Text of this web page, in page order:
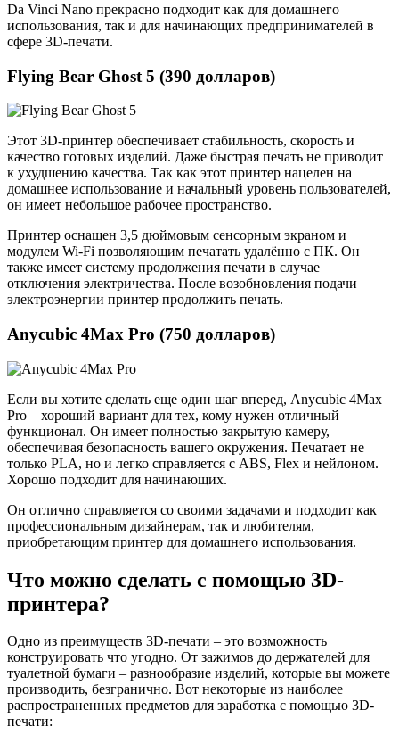
Da Vinci Nano прекрасно подходит как для домашнего
использования, так и для начинающих предпринимателей в
сфере 3D-печати.
Flying Bear Ghost 5 (390 долларов)
Этот 3D-принтер обеспечивает стабильность, скорость и
качество готовых изделий. Даже быстрая печать не приводит
к ухудшению качества. Так как этот принтер нацелен на
домашнее использование и начальный уровень пользователей,
он имеет небольшое рабочее пространство.
Принтер оснащен 3,5 дюймовым сенсорным экраном и
модулем Wi-Fi позволяющим печатать удалённо с ПК. Он
также имеет систему продолжения печати в случае
отключения электричества. После возобновления подачи
электроэнергии принтер продолжить печать.
Anycubic 4Max Pro (750 долларов)
Если вы хотите сделать еще один шаг вперед, Anycubic 4Max
Pro – хороший вариант для тех, кому нужен отличный
функционал. Он имеет полностью закрытую камеру,
обеспечивая безопасность вашего окружения. Печатает не
только PLA, но и легко справляется с ABS, Flex и нейлоном.
Хорошо подходит для начинающих.
Он отлично справляется со своими задачами и подходит как
профессиональным дизайнерам, так и любителям,
приобретающим принтер для домашнего использования.
Что можно сделать с помощью 3D-
принтера?
Одно из преимуществ 3D-печати – это возможность
конструировать что угодно. От зажимов до держателей для
туалетной бумаги – разнообразие изделий, которые вы можете
производить, безгранично. Вот некоторые из наиболее
распространенных предметов для заработка с помощью 3D-
печати: